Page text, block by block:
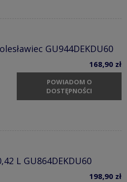
GU944DEKDU60
168,90 zł
POWIADOM O
DOSTĘPNOŚCI
L GU864DEKDU60
198,90 zł